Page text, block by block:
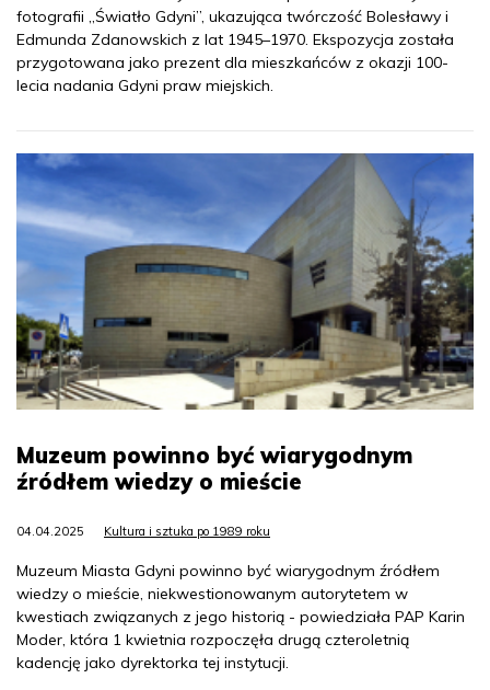
fotografii „Światło Gdyni”, ukazująca twórczość Bolesławy i
Edmunda Zdanowskich z lat 1945–1970. Ekspozycja została
przygotowana jako prezent dla mieszkańców z okazji 100-
lecia nadania Gdyni praw miejskich.
Muzeum powinno być wiarygodnym
źródłem wiedzy o mieście
04.04.2025 Kultura i sztuka po 1989 roku
Muzeum Miasta Gdyni powinno być wiarygodnym źródłem
wiedzy o mieście, niekwestionowanym autorytetem w
kwestiach związanych z jego historią - powiedziała PAP Karin
Moder, która 1 kwietnia rozpoczęła drugą czteroletnią
kadencję jako dyrektorka tej instytucji.